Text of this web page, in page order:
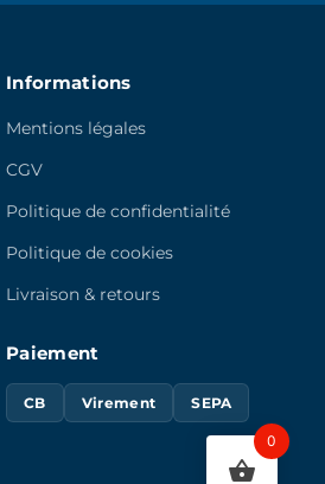
Informations
Mentions légales
CGV
Politique de confidentialité
Politique de cookies
Livraison & retours
Paiement
CB Virement SEPA
0